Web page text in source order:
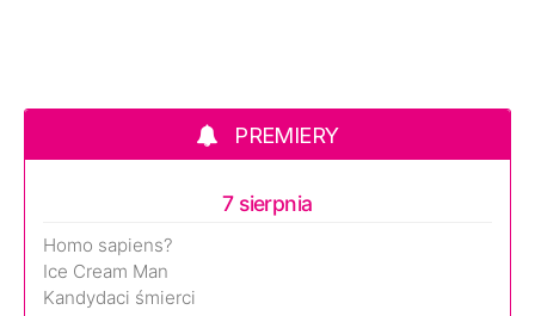
PREMIERY
7 sierpnia
Homo sapiens?
Ice Cream Man
Kandydaci śmierci